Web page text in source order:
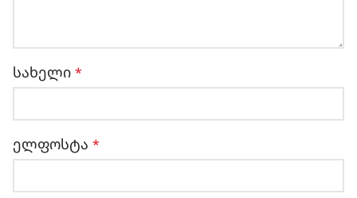
სახელი *
ელფოსტა *